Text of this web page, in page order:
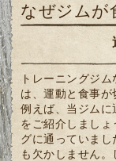
なぜジムが
トレーニングジ
は、運動と食事が
例えば、当ジム
をご紹介しまし
グに通っていま
も欠かしません